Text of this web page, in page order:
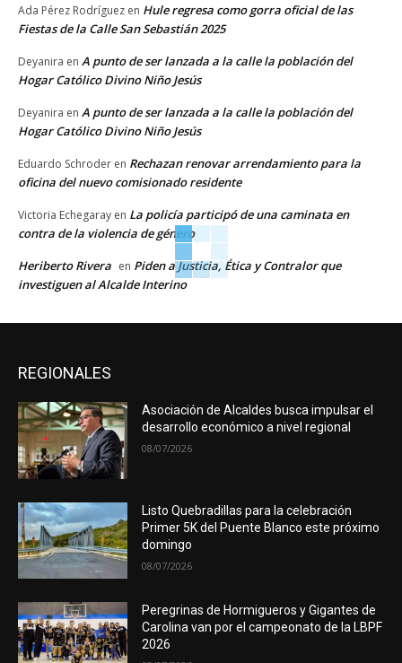
Ada Pérez Rodríguez en Hule regresa como gorra oficial de las
Fiestas de la Calle San Sebastián 2025
Deyanira en A punto de ser lanzada a la calle la población del
Hogar Católico Divino Niño Jesús
Deyanira en A punto de ser lanzada a la calle la población del
Hogar Católico Divino Niño Jesús
Eduardo Schroder en Rechazan renovar arrendamiento para la
oficina del nuevo comisionado residente
Victoria Echegaray en La policía participó de una caminata en
contra de la violencia de género
Heriberto Rivera en Piden a Justicia, Ética y Contralor que
investiguen al Alcalde Interino
REGIONALES
Asociación de Alcaldes busca impulsar el
desarrollo económico a nivel regional
08/07/2026
Listo Quebradillas para la celebración
Primer 5K del Puente Blanco este próximo
domingo
08/07/2026
Peregrinas de Hormigueros y Gigantes de
Carolina van por el campeonato de la LBPF
2026